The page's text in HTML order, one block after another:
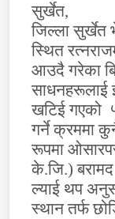
सुर्खेत,
जिल्ला सुर्खेत
स्थित
आउदै गरेका
साधनहरूलाई
खटिई गएको
गर्ने क्रममा
रूपमा
के.जि.) बरामद
ल्याई थप
स्थान तर्फ